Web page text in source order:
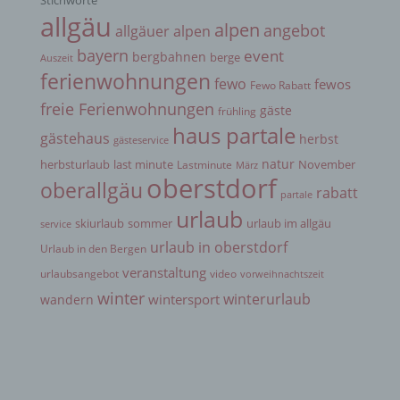
allgäu allgäuer alpen alpen angebot
Auszeit bayern bergbahnen berge event
ferienwohnungen fewo Fewo Rabatt fewos
freie Ferienwohnungen frühling gäste
gästehaus gästeservice haus partale herbst
herbsturlaub last minute Lastminute März natur November
oberallgäu oberstdorf partale rabatt
service skiurlaub sommer urlaub urlaub im allgäu
Urlaub in den Bergen urlaub in oberstdorf
urlaubsangebot veranstaltung video vorweihnachtszeit
wandern winter wintersport winterurlaub
g) Verantwortlicher oder für die Verarbeitung
Verantwortlicher
Verantwortlicher oder für die Verarbeitung
Verantwortlicher ist die natürliche oder juristische
Person, Behörde, Einrichtung oder andere Stelle,
die allein oder gemeinsam mit anderen über die
Zwecke und Mittel der Verarbeitung von
personenbezogenen Daten entscheidet. Sind die
Zwecke und Mittel dieser Verarbeitung durch das
Unionsrecht oder das Recht der Mitgliedstaaten
vorgegeben, so kann der Verantwortliche
beziehungsweise können die bestimmten Kriterien
seiner Benennung nach dem Unionsrecht oder
dem Recht der Mitgliedstaaten vorgesehen
werden.